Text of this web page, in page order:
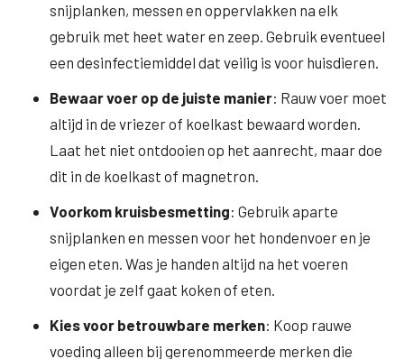
snijplanken, messen en oppervlakken na elk
gebruik met heet water en zeep. Gebruik eventueel
een desinfectiemiddel dat veilig is voor huisdieren.
Bewaar voer op de juiste manier: Rauw voer moet
altijd in de vriezer of koelkast bewaard worden.
Laat het niet ontdooien op het aanrecht, maar doe
dit in de koelkast of magnetron.
Voorkom kruisbesmetting: Gebruik aparte
snijplanken en messen voor het hondenvoer en je
eigen eten. Was je handen altijd na het voeren
voordat je zelf gaat koken of eten.
Kies voor betrouwbare merken: Koop rauwe
voeding alleen bij gerenommeerde merken die